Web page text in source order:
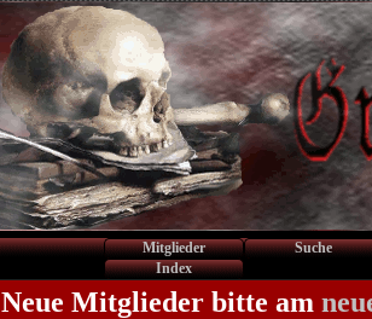
Mitglieder
Suche
Index
Neue Mitglieder bitte am